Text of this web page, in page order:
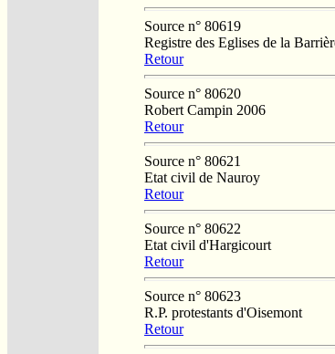
Source n° 80619
Registre des Eglises de la
Retour
Source n° 80620
Robert Campin 2006
Retour
Source n° 80621
Etat civil de Nauroy
Retour
Source n° 80622
Etat civil d'Hargicourt
Retour
Source n° 80623
R.P. protestants d'Oisemont
Retour